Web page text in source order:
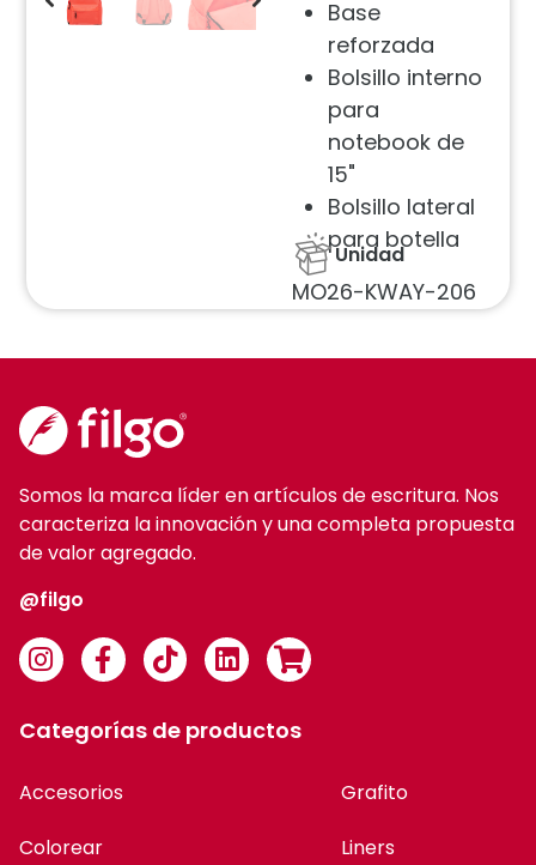
Base
reforzada
Bolsillo interno
para
notebook de
15"
Bolsillo lateral
para botella
Unidad
MO26-KWAY-206
Somos la marca líder en artículos de escritura. Nos
caracteriza la innovación y una completa propuesta
de valor agregado.
@filgo
Categorías de productos
Accesorios
Colorear
Grafito
Liners